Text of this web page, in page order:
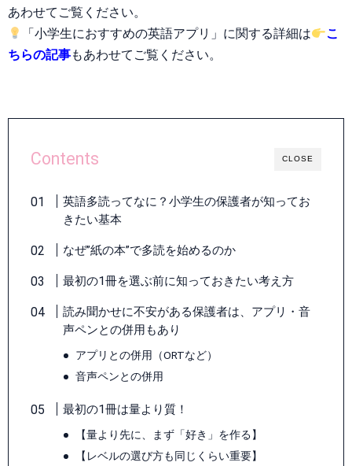
あわせてご覧ください。
「小学生におすすめの英語アプリ」に関する詳細は
こ
ちらの記事もあわせてご覧ください。
CLOSE
Contents
英語多読ってなに？小学生の保護者が知ってお
きたい基本
なぜ”紙の本”で多読を始めるのか
最初の1冊を選ぶ前に知っておきたい考え方
読み聞かせに不安がある保護者は、アプリ・音
声ペンとの併用もあり
アプリとの併用（ORTなど）
音声ペンとの併用
最初の1冊は量より質！
【量より先に、まず「好き」を作る】
【レベルの選び方も同じくらい重要】